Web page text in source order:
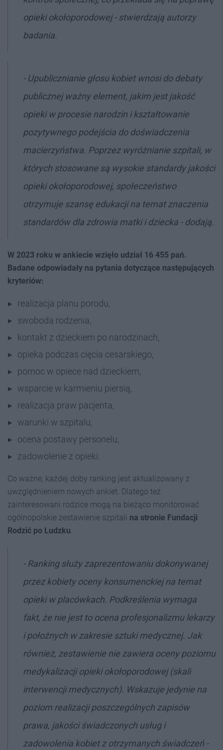
opieki okołoporodowej - stwierdzają autorzy
badania.
- Upublicznianie głosu kobiet wnosi do debaty
publicznej ważny element, jakim jest jakość
opieki w procesie narodzin i kształtowanie
pozytywnego podejścia do doświadczenia
macierzyństwa. Poprzez wyróżnianie szpitali, w
których stosowane są wysokie standardy jakości
opieki okołoporodowej, społeczeństwo
otrzymuje szansę edukacji na temat znaczenia
standardów dla zdrowia matki i dziecka - dodają.
W 2023 roku w ankiecie wzięło udział 16 455 pań.
Badane odpowiadały na pytania dotyczące następujących
kryteriów:
realizacja planu porodu,
swoboda rodzenia,
kontakt z dzieckiem po narodzinach,
opieka podczas cięcia cesarskiego,
pomoc w opiece nad dzieckiem,
wsparcie w karmieniu piersią,
realizacja praw pacjenta,
warunki w szpitalu,
ocena postawy personelu,
zadowolenie z opieki.
Co ważne, każdej doby ranking jest aktualizowany z
uwzględnieniem nowych ankiet. Dlatego też
zainteresowani rodzice mogą na bieżąco monitorować
ogólnopolskie zestawienie szpitali na stronie Fundacji
Rodzić po Ludzku
- Ranking służy zaprezentowaniu dokonywanej
przez kobiety oceny konsumenckiej na temat
opieki w placówkach. Podkreślenia wymaga
fakt, że nie jest to ocena profesjonalizmu lekarzy
i położnych w zakresie sztuki medycznej. Jak
również, zestawienie nie zawiera oceny poziomu
medykalizacji opieki okołoporodowej (skali
interwencji medycznych). Wskazuje jedynie na
poziom realizacji poszczególnych zapisów
prawa, jakości świadczonych usług i
zadowolenia kobiet z otrzymanych świadczeń -